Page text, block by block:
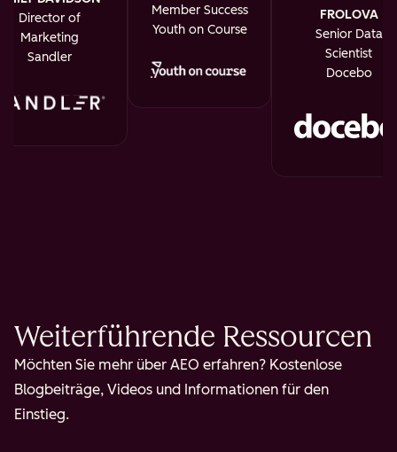
Director of
Marketing
Sandler
Member Success
Youth on Course
FROLOVA
Senior Data
Scientist
Docebo
Weiterführende Ressourcen
Möchten Sie mehr über AEO erfahren? Kostenlose
Blogbeiträge, Videos und Informationen für den
Einstieg.